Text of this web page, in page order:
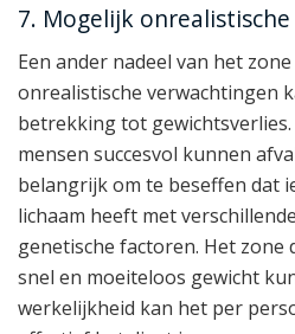
7. Mogelijk
Een ander nadeel van het
onrealistische verwachtingen
betrekking tot
mensen succesvol kunnen
belangrijk om te beseffen dat
lichaam heeft met
genetische factoren. Het zone
snel en moeiteloos gewicht
werkelijkheid kan het per